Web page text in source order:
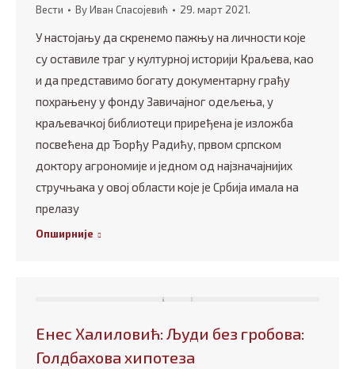
Вести ByИван Спасојевић 29. март 2021.
У настојању да скренемо пажњу на личности које
су оставиле траг у културној историји Краљева, као
и да представимо богату документарну грађу
похрањену у фонду Завичајног одељења, у
краљевачкој библиотеци приређена је изложба
посвећена др Ђорђу Радићу, првом српском
доктору агрономије и једном од најзначајнијих
стручњака у овој области које је Србија имала на
прелазу
Опширније
Енес Халиловић: Људи без гробова:
Голдбахова хипотеза